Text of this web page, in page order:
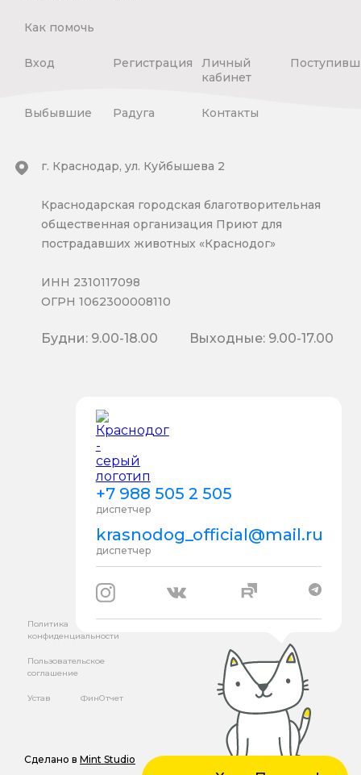
Как помочь
Вход Регистрация
Личный
кабинет
Выбывшие Радуга Контакты
+7 988 505 2 505
диспетчер
krasnodog_official@mail.ru
диспетчер
г. Краснодар, ул. Куйбышева 2
Краснодарская городская благотворительная
общественная организация Приют для
пострадавших животных «Краснодог»
ИНН 2310117098
ОГРН 1062300008110
Будни: 9.00-18.00 Выходные: 9.00-17.00
Политика
конфиденциальности
Пользовательское
соглашение
Устав ФинОтчет
Сделано в Mint Studio